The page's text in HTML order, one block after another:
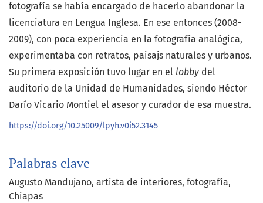
Palabras clave
Augusto Mandujano artista de interiores fotografía
Chiapas
fotografía se había encargado de hacerlo abandonar la
licenciatura en Lengua Inglesa. En ese entonces (2008-
2009), con poca experiencia en la fotografía analógica,
experimentaba con retratos, paisajs naturales y urbanos.
Su primera exposición tuvo lugar en el lobby del
auditorio de la Unidad de Humanidades, siendo Héctor
Darío Vicario Montiel el asesor y curador de esa muestra.
https://doi.org/10.25009/lpyh.v0i52.3145